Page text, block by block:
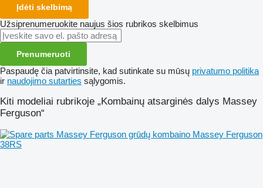
Įdėti skelbimą
Užsiprenumeruokite naujus šios rubrikos skelbimus
Prenumeruoti
Paspaudę čia patvirtinsite, kad sutinkate su mūsų privatumo politika
ir naudojimo sutarties sąlygomis.
Kiti modeliai rubrikoje „Kombainų atsarginės dalys Massey
Ferguson“